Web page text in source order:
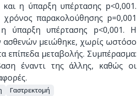
η ύπαρξη υπέρτασης p<0,001.
χρόνος παρακολούθησης p=0,001
ύπαρξη υπέρτασης p<0,001. Η
μειώθηκε, χωρίς ωστόσο
επίπεδα μεταβολής. Συμπέρασμα:
έναντι της άλλης, καθώς οι
Γαστρεκτομή